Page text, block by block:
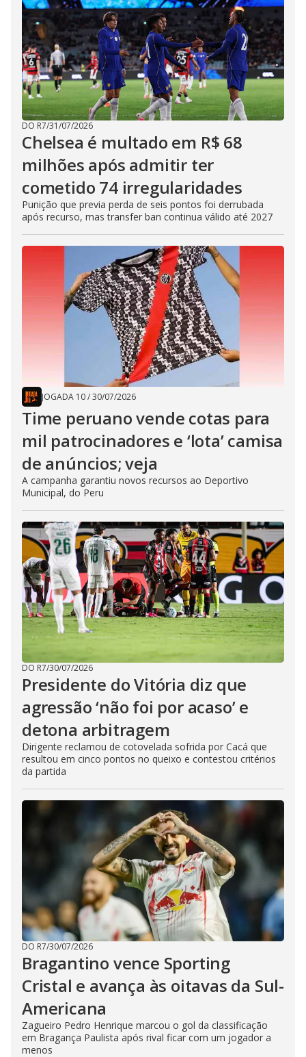
DO R7/31/07/2026
Chelsea é multado em R$ 68
milhões após admitir ter
cometido 74 irregularidades
Punição que previa perda de seis pontos foi derrubada
após recurso, mas transfer ban continua válido até 2027
JOGADA 10/30/07/2026
Time peruano vende cotas para
mil patrocinadores e ‘lota’ camisa
de anúncios; veja
A campanha garantiu novos recursos ao Deportivo
Municipal, do Peru
DO R7/30/07/2026
Presidente do Vitória diz que
agressão ‘não foi por acaso’ e
detona arbitragem
Dirigente reclamou de cotovelada sofrida por Cacá que
resultou em cinco pontos no queixo e contestou critérios
da partida
DO R7/30/07/2026
Bragantino vence Sporting
Cristal e avança às oitavas da Sul-
Americana
Zagueiro Pedro Henrique marcou o gol da classificação
em Bragança Paulista após rival ficar com um jogador a
menos